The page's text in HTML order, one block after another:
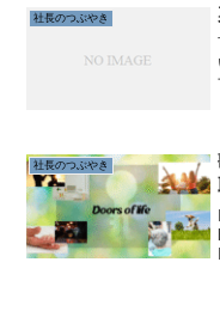
社長のつぶやき
社長のつぶやき